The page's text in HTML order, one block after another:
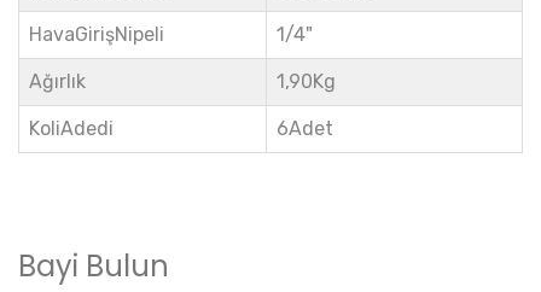
HavaGirişNipeli 1/4"
Ağırlık 1,90Kg
KoliAdedi 6Adet
Bayi Bulun